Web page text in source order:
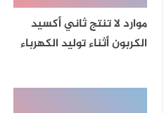
موارد لا تنتج ثاني أكسيد
الكربون أثناء توليد الكهرباء